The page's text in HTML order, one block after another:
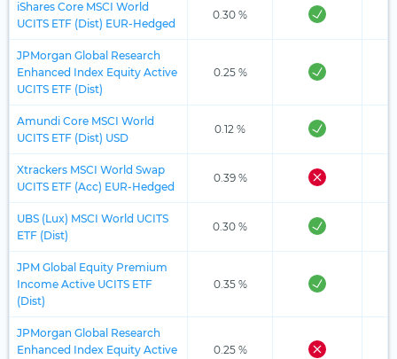
iShares Core MSCI World
UCITS ETF (Dist) EUR-Hedged
0.30 %
JPMorgan Global Research
Enhanced Index Equity Active
UCITS ETF (Dist)
0.25 %
Amundi Core MSCI World
UCITS ETF (Dist) USD
0.12 %
Xtrackers MSCI World Swap
UCITS ETF (Acc) EUR-Hedged
0.39 %
UBS (Lux) MSCI World UCITS
ETF (Dist)
0.30 %
JPM Global Equity Premium
Income Active UCITS ETF
(Dist)
0.35 %
JPMorgan Global Research
Enhanced Index Equity Active
0.25 %